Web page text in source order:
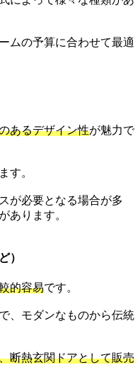
ムの予算に合わせて最適
あるデザイン性が魅力で
す。
が必要となる場合が多
あります。
）
的容易です。
、モダンなものから伝統
断熱玄関ドアとして販売